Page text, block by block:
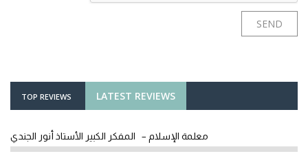
LATEST REVIEWS
TOP REVIEWS
معلمة الإسلام – المفكر الكبير الأستاذ أنور الجندي